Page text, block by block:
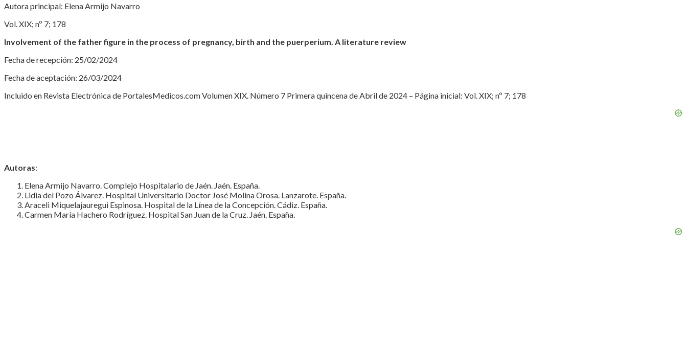
Autora principal: Elena Armijo Navarro
Vol. XIX; nº 7; 178
Involvement of the father figure in the process of pregnancy, birth and the puerperium. A literature review
Fecha de recepción: 25/02/2024
Fecha de aceptación: 26/03/2024
Incluido en Revista Electrónica de PortalesMedicos.com Volumen XIX. Número 7 Primera quincena de Abril de 2024 – Página inicial: Vol. XIX; nº 7; 178
Autoras:
Elena Armijo Navarro. Complejo Hospitalario de Jaén. Jaén. España.
Lidia del Pozo Álvarez. Hospital Universitario Doctor José Molina Orosa. Lanzarote. España.
Araceli Miquelajauregui Espinosa. Hospital de la Línea de la Concepción. Cádiz. España.
Carmen María Hachero Rodríguez. Hospital San Juan de la Cruz. Jaén. España.